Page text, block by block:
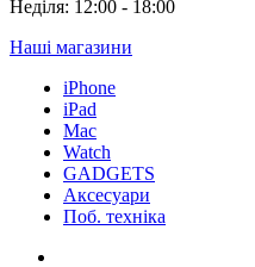
Неділя: 12:00 - 18:00
Наші магазини
iPhone
iPad
Mac
Watch
GADGETS
Аксесуари
Поб. техніка